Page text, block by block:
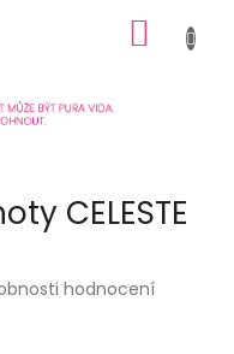
KOŠÍK
CELESTE
hodnocení